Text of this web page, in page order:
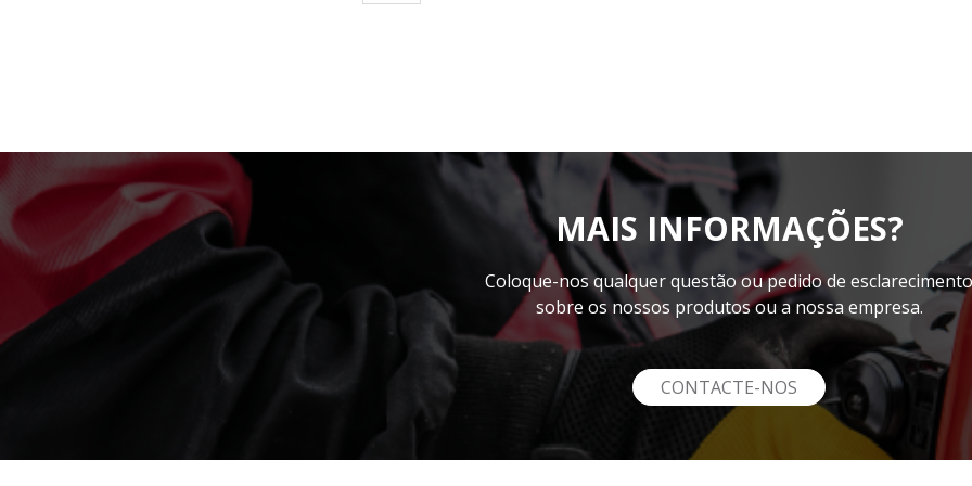
MAIS INFORMAÇÕES?
Coloque-nos qualquer questão ou pedido de esclarecimento
sobre os nossos produtos ou a nossa empresa.
CONTACTE-NOS